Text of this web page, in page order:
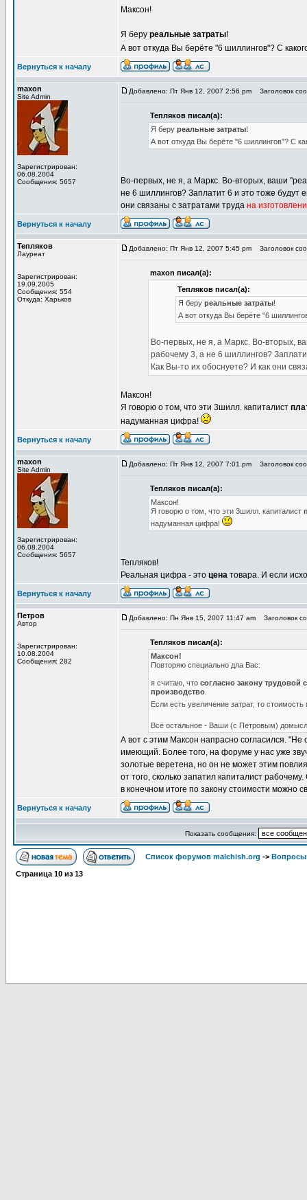
Максон!
Я беру реальные затраты!
А вот откуда Вы берёте "6 шиллингов"? С
Вернуться к началу
maxon
Site Admin
Зарегистрирован:
06.08.2004
Сообщения: 5657
Добавлено: Пт Янв 12, 2007 2:56 pm Заголовок
Тепляков писал(а):
Я беру реальные затраты!
А вот откуда Вы берёте "6 шиллингов"? С
Во-первых, не я, а Маркс. Во-вторых, ваши
не 6 шиллингов? Заплатит 6 и это тоже будут
они связаны с затратами труда на
Вернуться к началу
Тепляков
Лауреат
Зарегистрирован:
19.09.2005
Сообщения: 554
Откуда: Харьков
Добавлено: Пт Янв 12, 2007 5:45 pm Заголовок
maxon писал(а):
Тепляков писал(а):
Я беру реальные затраты!
А вот откуда Вы берёте "6
Во-первых, не я, а Маркс. Во-вторых,
рабочему 3, а не 6 шиллингов?
Как Вы-то их обоснуете? И как они
Максон!
Я говорю о том, что эти 3шилл. капиталист
надуманная цифра!
Вернуться к началу
maxon
Site Admin
Зарегистрирован:
06.08.2004
Сообщения: 5657
Добавлено: Пт Янв 12, 2007 7:01 pm Заголовок
Тепляков писал(а):
Максон!
Я говорю о том, что эти 3шилл. капиталист
надуманная цифра!
Тепляков!
Реальная цифра - это цена товара. И если
Вернуться к началу
Петров
Автор
Зарегистрирован:
10.08.2004
Сообщения: 282
Добавлено: Пн Янв 15, 2007 11:47 am Заголовок
Тепляков писал(а):
Максон!
Повторяю специально дла Вас:
я считаю, что согласно закону трудовой
производство
Если есть увеличение затрат, то
Всё остальное - Ваши (с Петровым)
А вот с этим Максон напрасно согласился. "Не
имеющий. Более того, на форуме у нас уже
золотые веретена, но он не может этим
от того, сколько запатил капиталист
в конечном итоге по закону стоимости можно
Вернуться к началу
Показать сообщения:
Список форумов malchish.org -> Вопросы
Страница 10 из 13